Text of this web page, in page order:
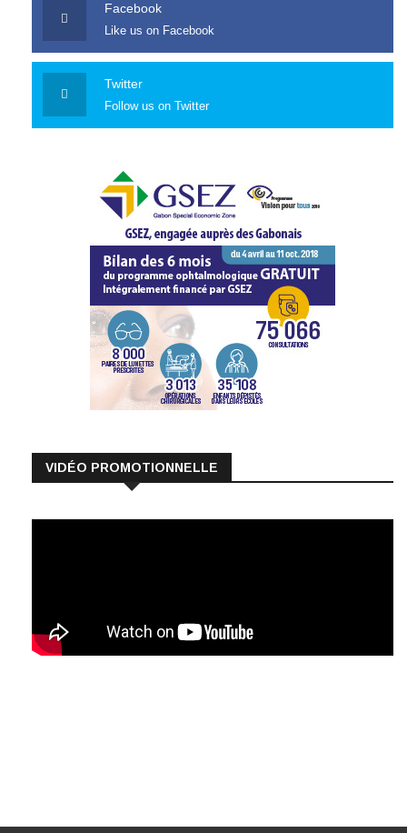
Facebook
Like us on Facebook
Twitter
Follow us on Twitter
VIDÉO PROMOTIONNELLE